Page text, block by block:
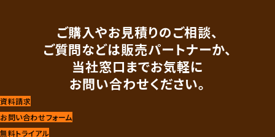
ご購入やお見積りのご相談、
ご質問などは販売パートナーか、
当社窓口までお気軽に
お問い合わせください。
資料請求
お問い合わせフォーム
無料トライアル